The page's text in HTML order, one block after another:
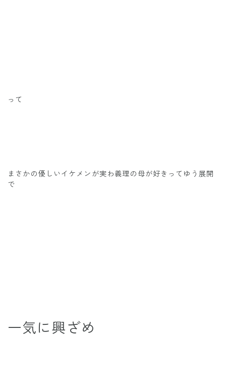
って
まさかの優しいイケメンが実わ義理の母が好きってゆう展開
で
一気に興ざめ